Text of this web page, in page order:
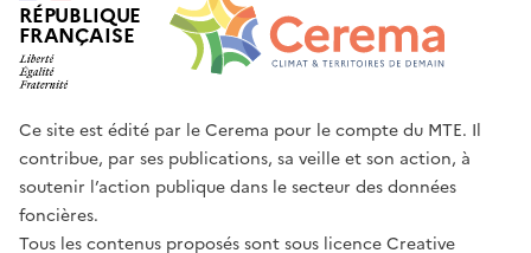
RÉPUBLIQUE
FRANÇAISE
Ce site est édité par le Cerema pour le compte du MTE. Il
contribue, par ses publications, sa veille et son action, à
soutenir l’action publique dans le secteur des données
foncières.
Tous les contenus proposés sont sous licence Creative